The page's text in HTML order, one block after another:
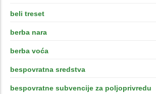
beli treset
berba nara
berba voća
bespovratna sredstva
bespovratne subvencije za poljoprivredu